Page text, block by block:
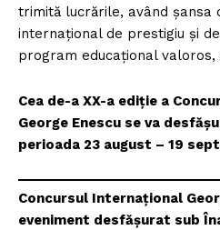
trimită lucrările, având șansa
internațional de prestigiu și
program educațional valoros,
Cea de-a XX-a ediție a
George Enescu se va
perioada 23 august – 19
Concursul Internațional
eveniment desfășurat sub